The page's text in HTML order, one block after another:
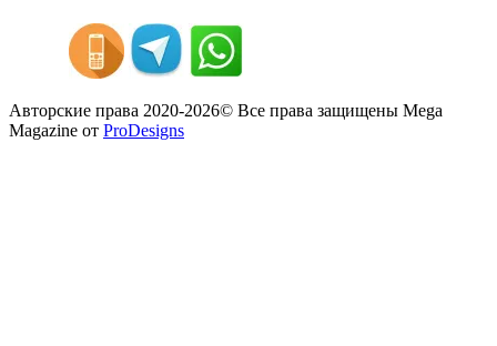
Авторские права 2020-2026© Все права защищены Mega
Magazine от ProDesigns